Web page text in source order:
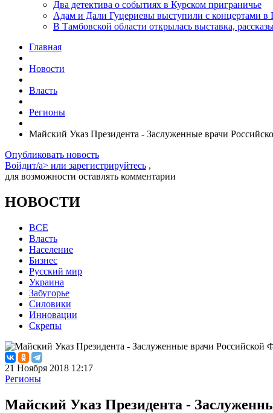
Два детектива о событиях в Курском приграничье
Адам и Дали Гуцериевы выступили с концертами в
В Тамбовской области открылась выставка,
Главная
Новости
Власть
Регионы
Майский Указ Президента - Заслуженные врачи
Опубликовать новость
Войдит/a> или зарегистрируйтесь ,
для возможности оставлять комментарии
НОВОСТИ
ВСЕ
Власть
Население
Бизнес
Русский мир
Украина
Забугорье
Силовики
Инновации
Скрепы
21 Ноября 2018 12:17
Регионы
Майский Указ Президента -